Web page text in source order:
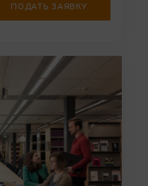
ПОДАТЬ ЗАЯВКУ